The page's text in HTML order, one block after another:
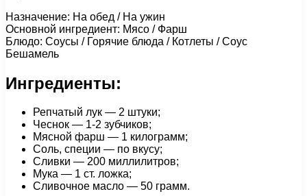
Назначение: На обед / На ужин
Основной ингредиент: Мясо / Фарш
Блюдо: Соусы / Горячие блюда / Котлеты / Соус
Бешамель
Ингредиенты:
Репчатый лук — 2 штуки;
Чеснок — 1-2 зубчиков;
Мясной фарш — 1 килограмм;
Соль, специи — по вкусу;
Сливки — 200 миллилитров;
Мука — 1 ст. ложка;
Сливочное масло — 50 грамм.